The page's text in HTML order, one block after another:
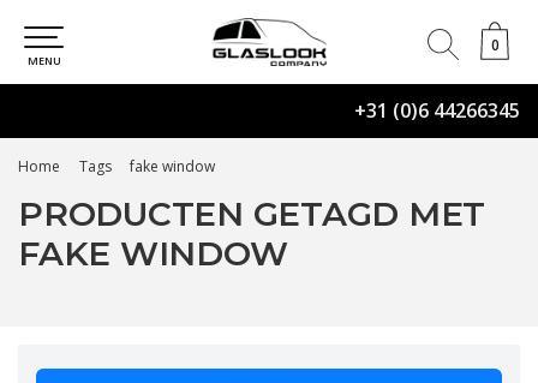
+31 (0)6 44266345
0
0
MENU
Home Tags fake window
PRODUCTEN GETAGD MET
FAKE WINDOW